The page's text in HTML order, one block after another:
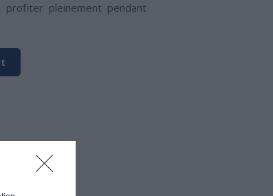
pleinement pendant